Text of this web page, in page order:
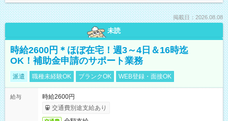
掲載日：2026.08.08
未読
時給2600円＊ほぼ在宅！週3～4日＆16時迄
OK！補助金申請のサポート業務
派遣 職種未経験OK ブランクOK WEB登録・面接OK
給与
時給2600円
交通費別途支給あり